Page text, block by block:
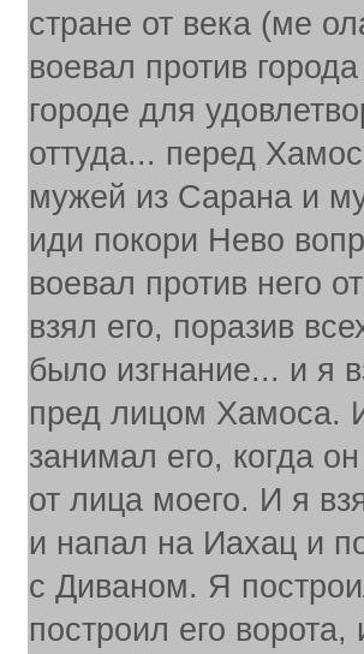
стране от века (ме
воевал против
городе для
оттуда... перед
мужей из Сарана и
иди покори Нево
воевал против него
взял его, поразив
было изгнание... и я
пред лицом Хамоса.
занимал его, когда
от лица моего. И я
и напал на Иахац и
с Диваном. Я
построил его